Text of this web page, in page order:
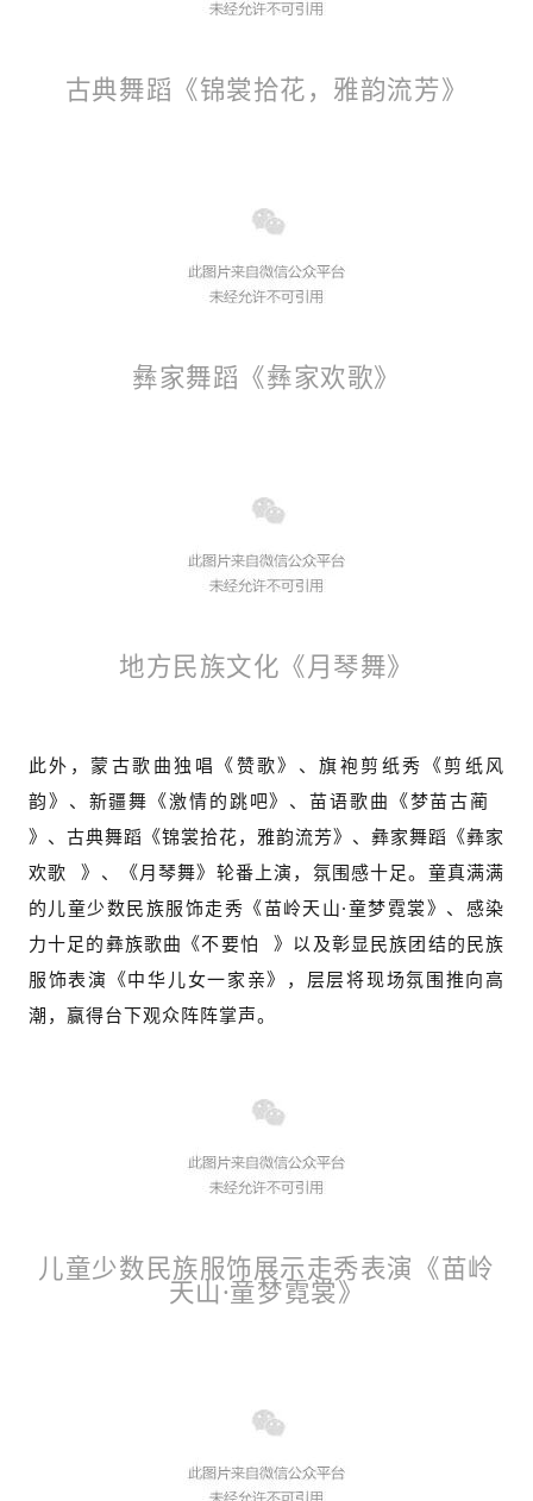
古典舞蹈《锦裳拾花，雅韵流芳》
彝家舞蹈《彝家欢歌》
地方民族文化《月琴舞》
此外，蒙古歌曲独唱《赞歌》、旗袍剪纸秀《剪纸风
韵》、新疆舞《激情的跳吧》、苗语歌曲《梦苗古蔺
》、古典舞蹈《锦裳拾花，雅韵流芳》、彝家舞蹈《彝家
欢歌
》、《月琴舞》轮番上演，氛围感十足。童真满满
的儿童少数民族服饰走秀《苗岭天山·童梦霓裳》、感染
力十足的彝族歌曲《不要怕
》以及彰显民族团结的民族
服饰表演《中华儿女一家亲》，层层将现场氛围推向高
潮，赢得台下观众阵阵掌声。
儿童少数民族服饰展示走秀表演《苗岭
天山·童梦霓裳》